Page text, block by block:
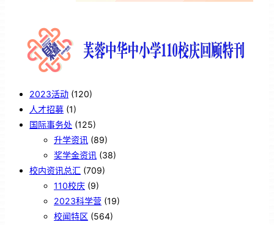
2023活动 (120)
人才招募 (1)
国际事务处 (125)
升学资讯 (89)
奖学金资讯 (38)
校内资讯总汇 (709)
110校庆 (9)
2023科学营 (19)
校闻特区 (564)